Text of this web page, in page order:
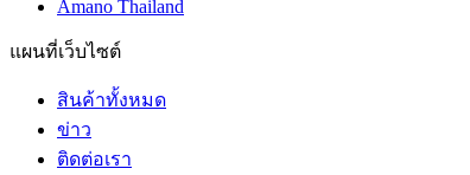
Amano Thailand
แผนที่เว็บไซต์
สินค้าทั้งหมด
ข่าว
ติดต่อเรา